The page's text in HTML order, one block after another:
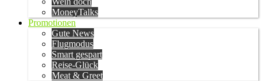
MoneyTalks
Promotionen
Gute News
Flugmodus
Smart gespart
Reise-Glück
Meat & Greet